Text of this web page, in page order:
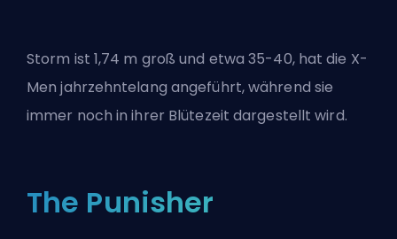
Storm ist 1,74 m groß und etwa 35-40, hat die X-
Men jahrzehntelang angeführt, während sie
immer noch in ihrer Blütezeit dargestellt wird.
The Punisher